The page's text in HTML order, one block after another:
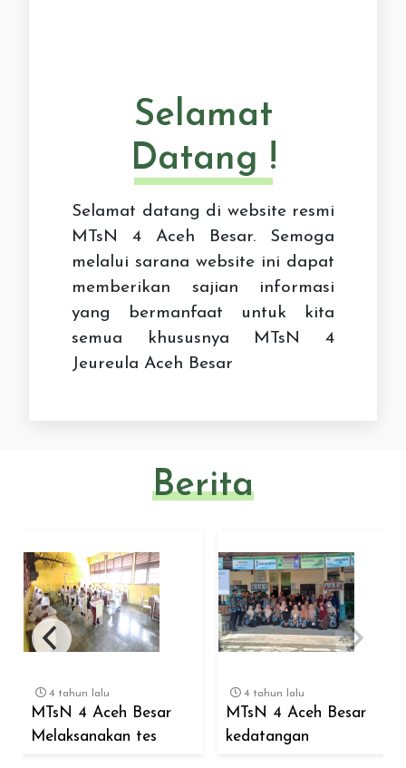
Selamat
Datang !
Selamat datang di website resmi
MTsN 4 Aceh Besar. Semoga
melalui sarana website ini dapat
memberikan sajian informasi
yang bermanfaat untuk kita
semua khususnya MTsN 4
Jeureula Aceh Besar
Berita
4 tahun lalu
MTsN 4 Aceh Besar
Melaksanakan tes
4 tahun lalu
MTsN 4 Aceh Besar
kedatangan